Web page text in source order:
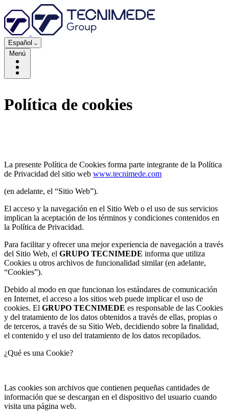
Español
Menú
Política de cookies
La presente Política de Cookies forma parte integrante de la Política
de Privacidad del sitio web www.tecnimede.com
(en adelante, el “Sitio Web”).
El acceso y la navegación en el Sitio Web o el uso de sus servicios
implican la aceptación de los términos y condiciones contenidos en
la Política de Privacidad.
Para facilitar y ofrecer una mejor experiencia de navegación a través
del Sitio Web, el GRUPO TECNIMEDE informa que utiliza
Cookies u otros archivos de funcionalidad similar (en adelante,
“Cookies”).
Debido al modo en que funcionan los estándares de comunicación
en Internet, el acceso a los sitios web puede implicar el uso de
cookies. El GRUPO TECNIMEDE es responsable de las Cookies
y del tratamiento de los datos obtenidos a través de ellas, propias o
de terceros, a través de su Sitio Web, decidiendo sobre la finalidad,
el contenido y el uso del tratamiento de los datos recopilados.
¿Qué es una Cookie?
Las cookies son archivos que contienen pequeñas cantidades de
información que se descargan en el dispositivo del usuario cuando
visita una página web.